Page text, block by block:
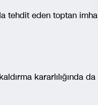
da tehdit eden toptan imha
kararlılığında da